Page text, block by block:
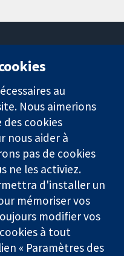
nous
Actualités
Service de
presse
Qui sommes-
nous
Offres
d'emploi
Library
caritative (n°
au
Nous aimerions
cookies
nous aider à
pas de cookies
ne les activiez.
d'installer un
mémoriser vos
modifier vos
à tout
« Paramètres des